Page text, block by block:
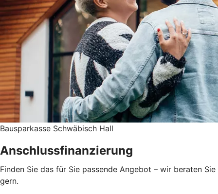
Bausparkasse Schwäbisch Hall
Anschlussfinanzierung
Finden Sie das für Sie passende Angebot – wir beraten Sie
gern.